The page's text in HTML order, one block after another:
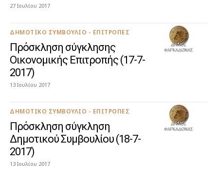
27 Ιουλίου 2017
ΔΗΜΟΤΙΚΌ ΣΥΜΒΟΎΛΙΟ - ΕΠΙΤΡΟΠΈΣ
Πρόσκληση σύγκλησης
Οικονομικής Επιτροπής (17-7-
2017)
13 Ιουλίου 2017
ΔΗΜΟΤΙΚΌ ΣΥΜΒΟΎΛΙΟ - ΕΠΙΤΡΟΠΈΣ
Πρόσκληση σύγκληση
Δημοτικού Συμβουλίου (18-7-
2017)
13 Ιουλίου 2017